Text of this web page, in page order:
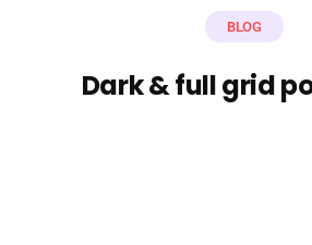
BLOG
Dark & full grid